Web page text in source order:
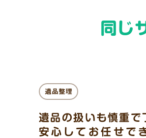
同じ
遺品整理
遺品の扱いも慎重で
安心してお任せで